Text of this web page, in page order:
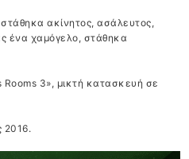
ακίνητος, ασάλευτος,
ένα χαμόγελο, στάθηκα
3», μικτή κατασκευή σε
2016.